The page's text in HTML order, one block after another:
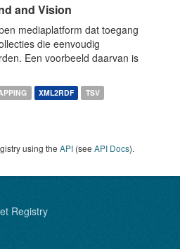
and Vision
mediaplatform dat toegang
die eenvoudig
Een voorbeeld daarvan is
XML2RDF TSV
using the API (see API Docs).
Registry